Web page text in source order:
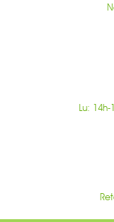
Lu: 14h-